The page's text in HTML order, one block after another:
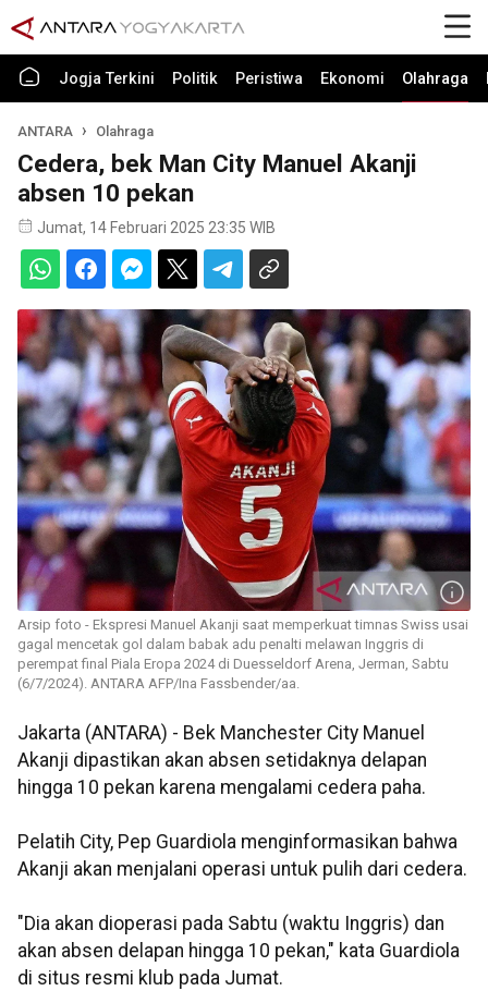
Jogja Terkini Politik Peristiwa Ekonomi Olahraga
ANTARA Olahraga
Cedera, bek Man City Manuel Akanji
absen 10 pekan
Jumat, 14 Februari 2025 23:35 WIB
Arsip foto - Ekspresi Manuel Akanji saat memperkuat timnas Swiss usai
gagal mencetak gol dalam babak adu penalti melawan Inggris di
perempat final Piala Eropa 2024 di Duesseldorf Arena, Jerman, Sabtu
(6/7/2024). ANTARA AFP/Ina Fassbender/aa.
Jakarta (ANTARA) - Bek Manchester City Manuel
Akanji dipastikan akan absen setidaknya delapan
hingga 10 pekan karena mengalami cedera paha.
Pelatih City, Pep Guardiola menginformasikan bahwa
Akanji akan menjalani operasi untuk pulih dari cedera.
"Dia akan dioperasi pada Sabtu (waktu Inggris) dan
akan absen delapan hingga 10 pekan," kata Guardiola
di situs resmi klub pada Jumat.